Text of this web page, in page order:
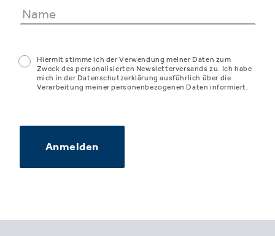
Hiermit stimme ich der Verwendung meiner Daten zum
Zweck des personalisierten Newsletterversands zu. Ich habe
mich in der Datenschutzerklärung ausführlich über die
Verarbeitung meiner personenbezogenen Daten informiert.
Anmelden